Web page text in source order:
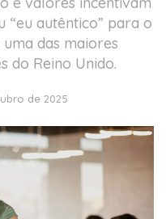
“eu autêntico” para o
das maiores
do Reino Unido.
de 2025